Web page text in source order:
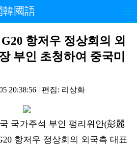
韓國語
최신뉴스 정치
사회 포토
핫 TV
관광
항저우 정상회의 외
부인 초청하여 중국미
20:38:56 | 편집: 리상화
국가주석 부인 펑리위안(彭麗
항저우 정상회의 외국측 대표